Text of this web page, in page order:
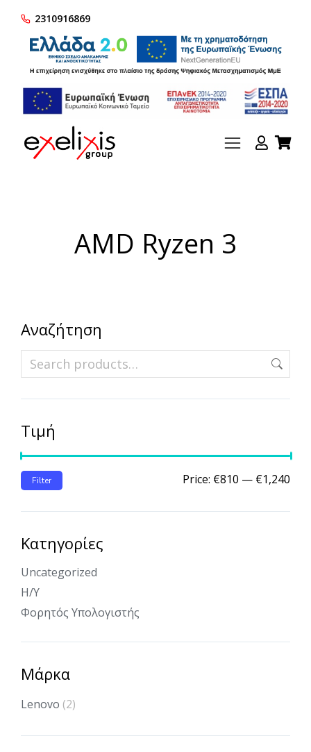
2310916869
AMD Ryzen 3
Αναζήτηση
Τιμή
Filter Price: €810 — €1,240
Κατηγορίες
Uncategorized
Η/Υ
Φορητός Υπολογιστής
Μάρκα
Lenovo (2)